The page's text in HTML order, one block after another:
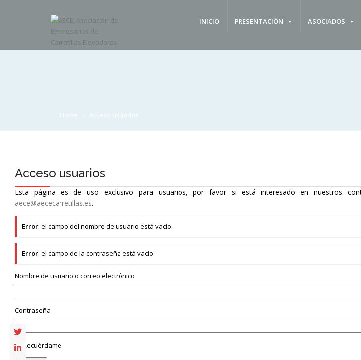
INICIO PRESENTACIÓN ASOCIADOS
Home Acceso usuarios
Acceso usuarios
Esta página es de uso exclusivo para usuarios, por favor si está interesado en nuestros
aece@aececarretillas.es.
Error: el campo del nombre de usuario está vacío.
Error: el campo de la contraseña está vacío.
Nombre de usuario o correo electrónico
Contraseña
Recuérdame